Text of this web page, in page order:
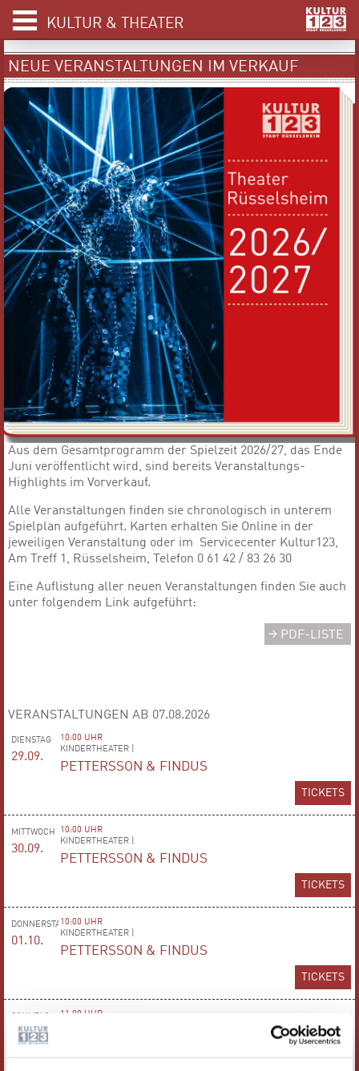
KULTUR & THEATER
NEUE VERANSTALTUNGEN IM VERKAUF
Aus dem Gesamtprogramm der Spielzeit 2026/27, das Ende
Juni veröffentlicht wird, sind bereits Veranstaltungs-
Highlights im Vorverkauf.
Alle Veranstaltungen finden sie chronologisch in unterem
Spielplan aufgeführt. Karten erhalten Sie Online in der
jeweiligen Veranstaltung oder im Servicecenter Kultur123,
Am Treff 1, Rüsselsheim, Telefon 0 61 42 / 83 26 30
Eine Auflistung aller neuen Veranstaltungen finden Sie auch
unter folgendem Link aufgeführt:
PDF-LISTE
VERANSTALTUNGEN AB 07.08.2026
DIENSTAG
29.09.
10:00 UHR
KINDERTHEATER |
PETTERSSON & FINDUS
TICKETS
MITTWOCH
30.09.
10:00 UHR
KINDERTHEATER |
PETTERSSON & FINDUS
TICKETS
DONNERSTAG
01.10.
10:00 UHR
KINDERTHEATER |
PETTERSSON & FINDUS
TICKETS
04.10.
11:00 UHR